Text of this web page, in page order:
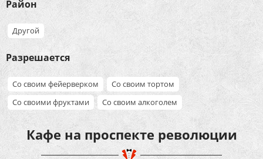
Район
Другой
Разрешается
Со своим фейерверком
Со своим тортом
Со своими фруктами
Со своим алкоголем
Кафе на проспекте революции